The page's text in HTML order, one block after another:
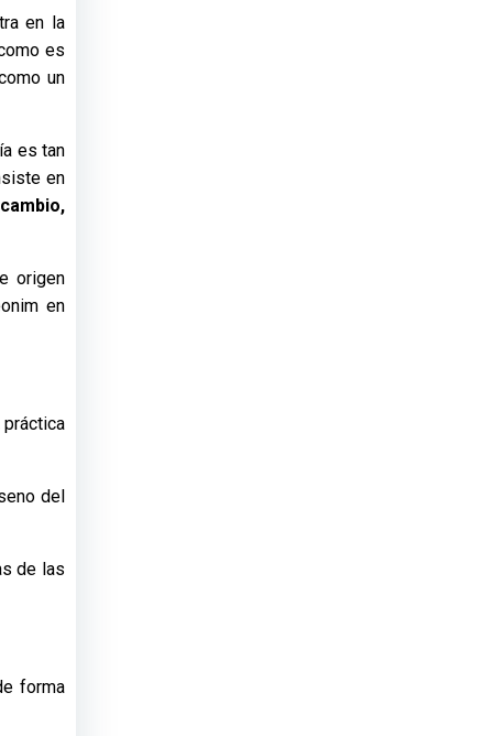
en la
es
un
es tan
en
origen
en
práctica
del
de las
forma